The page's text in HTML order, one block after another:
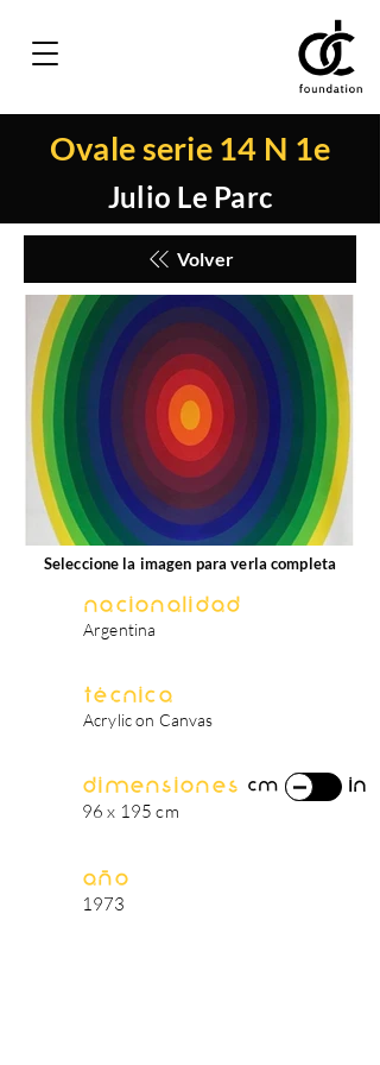
Ovale serie 14 N 1e
Julio Le Parc
Volver
Seleccione la imagen para verla completa
Nacionalidad
Argentina
Técnica
Acrylic on Canvas
Dimensiones
96 x 195 cm
cm in
Año
1973